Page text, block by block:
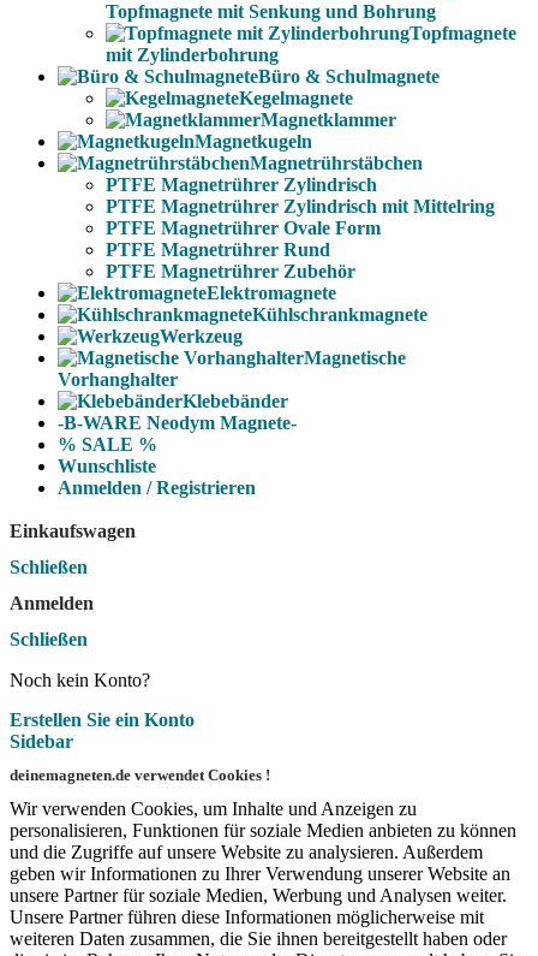
Topfmagnete mit Senkung und Bohrung
Topfmagnete
mit Zylinderbohrung
Büro & Schulmagnete
Kegelmagnete
Magnetklammer
Magnetkugeln
Magnetrührstäbchen
PTFE Magnetrührer Zylindrisch
PTFE Magnetrührer Zylindrisch mit Mittelring
PTFE Magnetrührer Ovale Form
PTFE Magnetrührer Rund
PTFE Magnetrührer Zubehör
Elektromagnete
Kühlschrankmagnete
Werkzeug
Magnetische
Vorhanghalter
Klebebänder
-B-WARE Neodym Magnete-
% SALE %
Wunschliste
Anmelden / Registrieren
Einkaufswagen
Schließen
Anmelden
Schließen
Noch kein Konto?
Erstellen Sie ein Konto
Sidebar
deinemagneten.de verwendet Cookies !
Wir verwenden Cookies, um Inhalte und Anzeigen zu
personalisieren, Funktionen für soziale Medien anbieten zu können
und die Zugriffe auf unsere Website zu analysieren. Außerdem
geben wir Informationen zu Ihrer Verwendung unserer Website an
unsere Partner für soziale Medien, Werbung und Analysen weiter.
Unsere Partner führen diese Informationen möglicherweise mit
weiteren Daten zusammen, die Sie ihnen bereitgestellt haben oder